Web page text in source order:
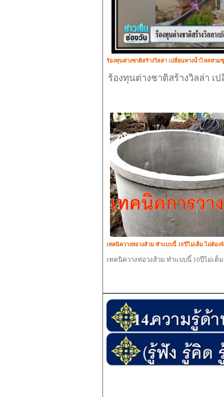
ร้องทุนต่างชาติสร้างวิลล่า เปลี่ยนทางน้ำไหลท่วม
ร้องทุนต่างชาติสร้างวิลล่า
เทคนิควางท่อวงส้วม ทำแบบนี้ 10ปีไม่เต็ม ไม่ต้อง
เทคนิควางท่อวงส้วม ทำแบบนี้ 10ปีไม่เต็